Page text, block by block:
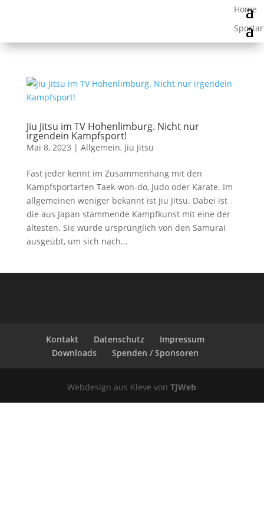
Jiu Jitsu im TV Hohenlimburg. Nicht nur
irgendein Kampfsport!
Mai 8, 2023 | Allgemein, Jiu Jitsu
Fast jeder kennt im Zusammenhang mit den
Kampfsportarten Taek-won-do, Judo oder Karate. Im
allgemeinen weniger bekannt ist Jiu Jitsu. Dabei ist
die aus Japan stammende Kampfkunst mit eine der
ältesten. Sie wurde ursprünglich von den Samurai
ausgeübt, um sich nach...
Kontakt Datenschutz
Impressum
Downloads
Spenden / Sponsoren
Webdesign aus Kleve vonTJWeb